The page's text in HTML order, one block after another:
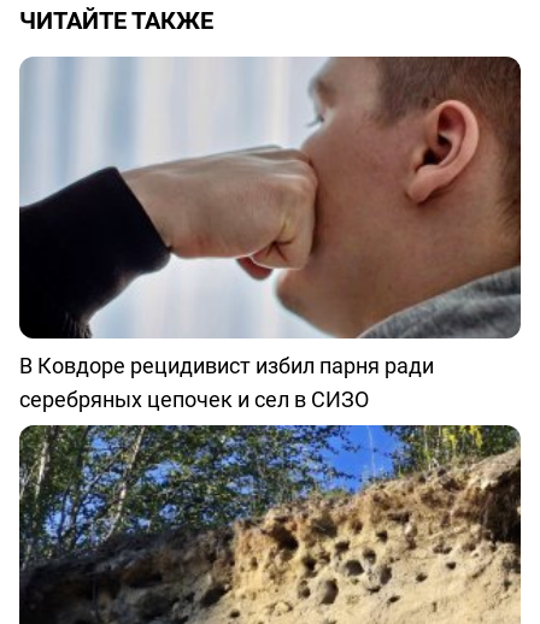
ЧИТАЙТЕ ТАКЖЕ
В Ковдоре рецидивист избил парня ради
серебряных цепочек и сел в СИЗО